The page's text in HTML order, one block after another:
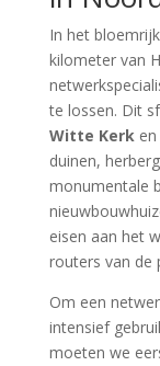
In het
kilometer van
te lossen. Dit
Witte Kerken
duinen,
monumentale
eisen aan het
routers van de
Om een
intensief
moeten we